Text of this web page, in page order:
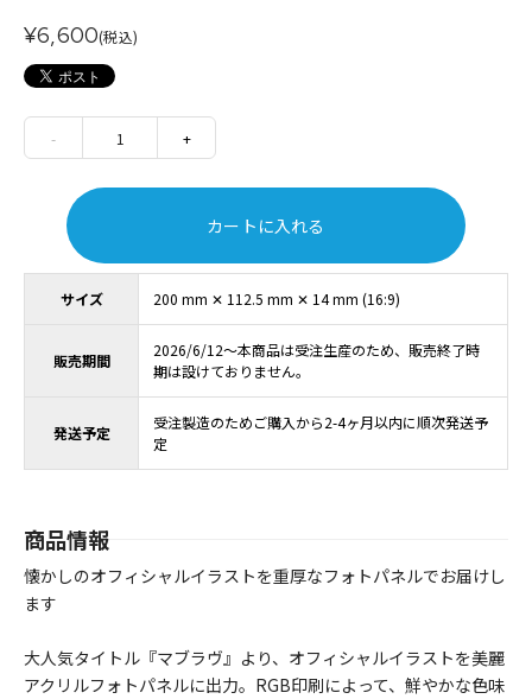
サイズ 200 mm ✕ 112.5 mm ✕ 14 mm (16:9)
販売期間
2026/6/12～本商品は受注生産のため、販売終了時
期は設けておりません。
発送予定
受注製造のためご購入から2-4ヶ月以内に順次発送予
定
¥6,600(税込)
- 1 +
カートに入れる
商品情報
懐かしのオフィシャルイラストを重厚なフォトパネルでお届けし
ます
大人気タイトル『マブラヴ』より、オフィシャルイラストを美麗
アクリルフォトパネルに出力。RGB印刷によって、鮮やかな色味